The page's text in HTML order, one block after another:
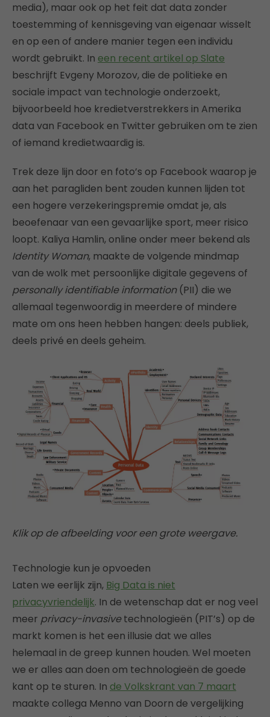
media), maar ook op het feit dat data zonder
toestemming of kennisgeving van eigenaar wisselt
en op een of andere manier tegen een individu
wordt gebruikt. In een recent artikel op Slate
beschrijft Evgeny Morozov, die de politieke en
sociale impact van technologie onderzoekt,
bijvoorbeeld hoe kredietverstrekkers in Amerika
data van Facebook en Twitter gebruiken om te zien
of iemand kredietwaardig is.
Trek deze lijn door en foto’s op Facebook waarop je
aan het paragliden bent zouden kunnen lijden tot
een hogere verzekeringspremie omdat je, als
beoefenaar van een gevaarlijke sport, meer risico
loopt. Kaliya Hamlin, online onder meer bekend als
Identity Woman, maakte de volgende mindmap
van de wolk met persoonlijke digitale gegevens of
personally identifiable information(PII) die we
allemaal tegenwoordig in meerdere of mindere
mate om ons heen hebben hangen: deels publiek,
deels privé en deels geheim.
Klik op de afbeelding voor een grote weergave.
Technologie kun je opvoeden
Laten we eerlijk zijn, Big Data is niet
privacyvriendelijk. In de wetenschap dat er nog veel
meer privacy-invasivetechnologieën (PIT’s) op de
markt komen is het een illusie dat we alles
helemaal in de greep kunnen houden. Wel moeten
we er alles aan doen om technologieën de goede
kant op te sturen. In de Volkskrant van 7 maart
maakte collega Menno van Doorn de vergelijking